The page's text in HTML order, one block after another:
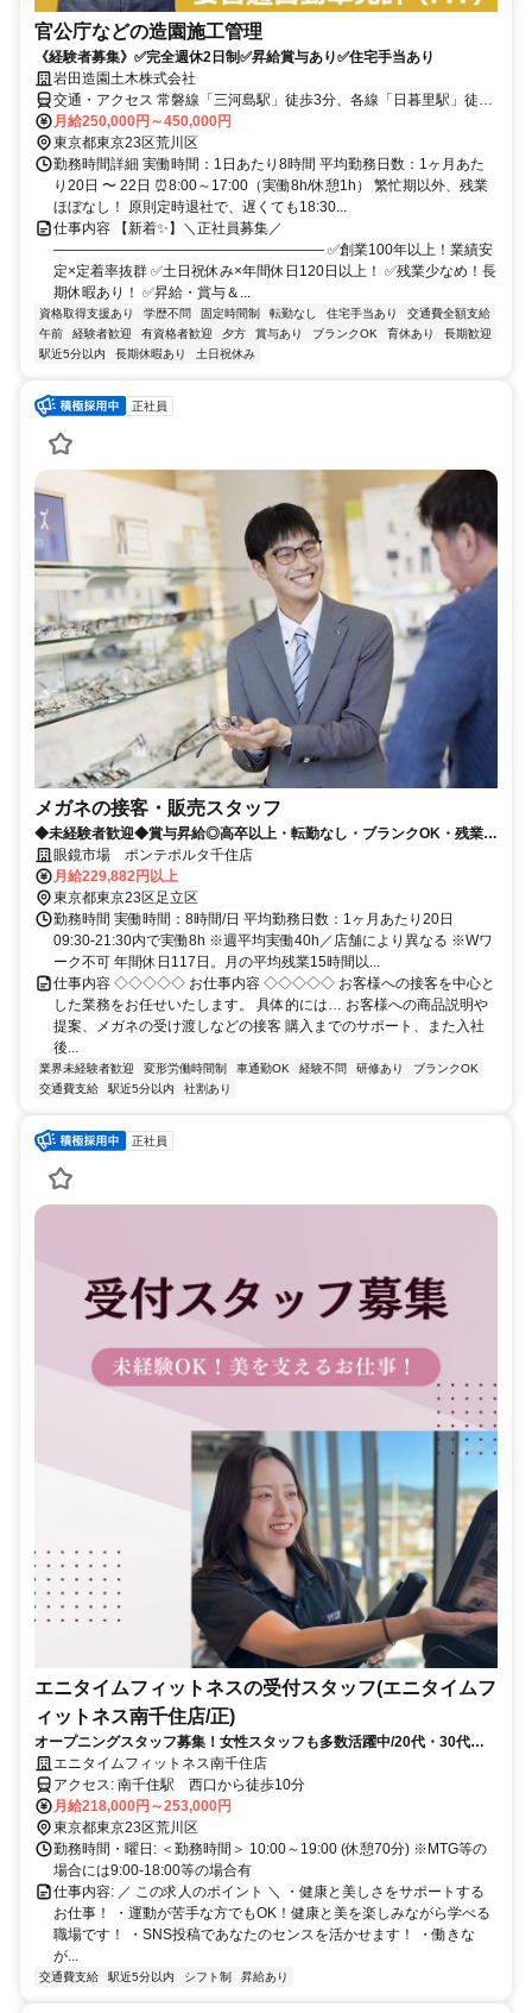
官公庁などの造園施工管理
《経験者募集》✅完全週休2日制✅昇給賞与あり✅住宅手当あり
岩田造園土木株式会社
交通・アクセス 常磐線「三河島駅」徒歩3分、各線「日暮里駅」徒歩
10分
月給250,000円～450,000円
東京都東京23区荒川区
勤務時間詳細 実働時間：1日あたり8時間 平均勤務日数：1ヶ月あた
り20日 〜 22日 ⏰8:00～17:00（実働8h/休憩1h） 繁忙期以外、残業
ほぼなし！ 原則定時退社で、遅くても18:30...
仕事内容 【新着✨】＼正社員募集／
――――――――――――――――――― ✅創業100年以上！業績安
定×定着率抜群 ✅土日祝休み×年間休日120日以上！ ✅残業少なめ！長
期休暇あり！ ✅昇給・賞与＆...
資格取得支援あり 学歴不問 固定時間制 転勤なし 住宅手当あり
交通費全額支給
午前
経験者歓迎 有資格者歓迎 夕方 賞与あり ブランクOK 育休あり
長期歓迎
駅近5分以内
長期休暇あり 土日祝休み
正社員
メガネの接客・販売スタッフ
◆未経験者歓迎◆賞与昇給◎高卒以上・転勤なし・ブランクOK・残業少
なめ・業界No1！
眼鏡市場 ポンテポルタ千住店
月給229,882円以上
東京都東京23区足立区
勤務時間 実働時間：8時間/日 平均勤務日数：1ヶ月あたり20日
09:30-21:30内で実働8h ※週平均実働40h／店舗により異なる ※Wワ
ーク不可 年間休日117日。月の平均残業15時間以...
仕事内容 ◇◇◇◇◇ お仕事内容 ◇◇◇◇◇ お客様への接客を中心と
した業務をお任せいたします。 具体的には… お客様への商品説明や
提案、メガネの受け渡しなどの接客 購入までのサポート、また入社
後...
業界未経験者歓迎 変形労働時間制 車通勤OK 経験不問 研修あり
ブランクOK
交通費支給
駅近5分以内 社割あり
正社員
エニタイムフィットネスの受付スタッフ(エニタイムフ
ィットネス南千住店/正)
オープニングスタッフ募集！女性スタッフも多数活躍中/20代・30代活
躍中/明るく清潔な職場！/未経験大歓迎♪
エニタイムフィットネス南千住店
アクセス: ​南千住駅 西口から徒歩10分
月給218,000円～253,000円
東京都東京23区荒川区
勤務時間・曜日: ＜勤務時間＞ 10:00～19:00 (休憩70分) ※MTG等の
場合には9:00-18:00等の場合有
仕事内容: ／ この求人のポイント ＼ ・健康と美しさをサポートする
お仕事！ ・運動が苦⼿な⽅でもOK！健康と美を楽しみながら学べる
職場です！ ・SNS投稿であなたのセンスを活かせます！ ・働きな
が...
交通費支給 駅近5分以内 シフト制 昇給あり